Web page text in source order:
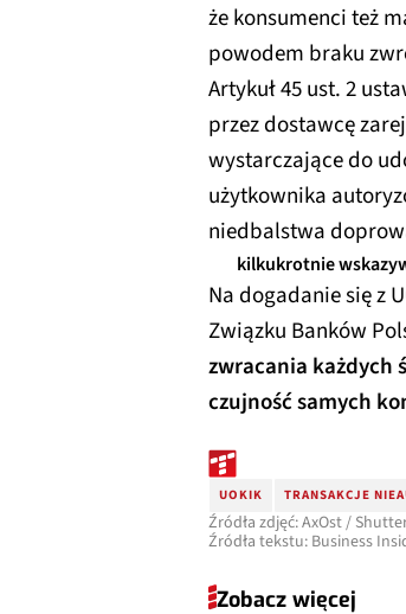
że konsumenci też
powodem braku
Artykuł 45 ust. 2
przez dostawcę
wystarczające do
użytkownika
niedbalstwa
kilkukrotnie
Na dogadanie się z
Związku Banków
zwracania każdych
czujność samych
UOKIK TRANSAKCJE
Źródła zdjęć: AxOst /
Źródła tekstu: Business
Zobacz więcej